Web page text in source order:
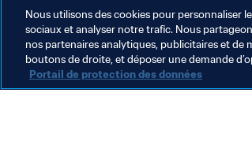
Nous utilisons des cookies pour personnaliser
sociaux et analyser notre trafic. Nous
nos partenaires analytiques, publicitaires et de
boutons de droite, et déposer une demande
Portail de protection des données